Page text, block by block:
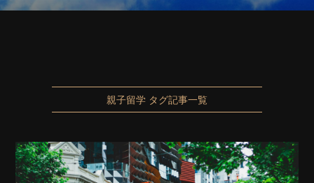
親子留学 タグ記事一覧